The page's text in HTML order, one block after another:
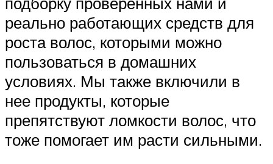
реально работающих средств для
роста волос, которыми можно
пользоваться в домашних
условиях. Мы также включили в
нее продукты, которые
препятствуют ломкости волос, что
тоже помогает им расти сильными.